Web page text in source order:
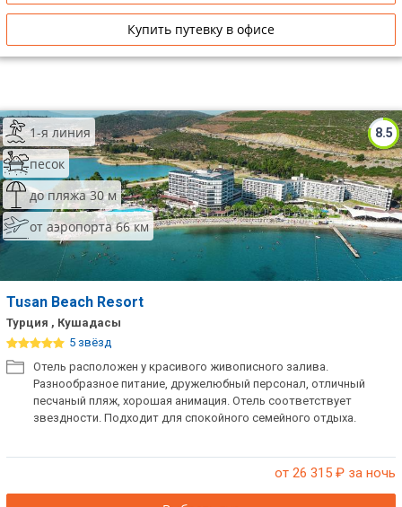
Купить путевку в офисе
8.5
1-я линия
песок
до пляжа 30 м
от аэропорта 66 км
Tusan Beach Resort
Турция , Кушадасы
5 звёзд
Отель расположен у красивого живописного залива.
Разнообразное питание, дружелюбный персонал, отличный
песчаный пляж, хорошая анимация. Отель соответствует
звездности. Подходит для спокойного семейного отдыха.
от 26 315 ₽ за ночь